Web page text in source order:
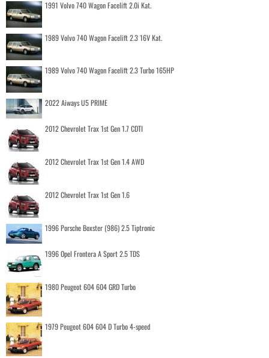
1991 Volvo 740 Wagon Facelift 2.0i Kat.
1989 Volvo 740 Wagon Facelift 2.3 16V Kat.
1989 Volvo 740 Wagon Facelift 2.3 Turbo 165HP
2022 Aiways U5 PRIME
2012 Chevrolet Trax 1st Gen 1.7 CDTI
2012 Chevrolet Trax 1st Gen 1.4 AWD
2012 Chevrolet Trax 1st Gen 1.6
1996 Porsche Boxster (986) 2.5 Tiptronic
1996 Opel Frontera A Sport 2.5 TDS
1980 Peugeot 604 604 GRD Turbo
1979 Peugeot 604 604 D Turbo 4-speed